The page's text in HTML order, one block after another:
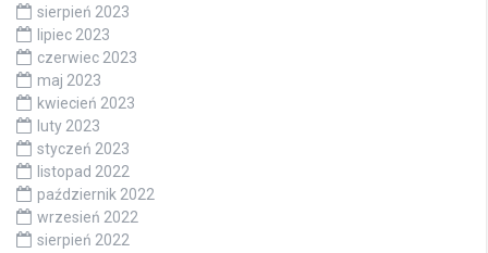
sierpień 2023
lipiec 2023
czerwiec 2023
maj 2023
kwiecień 2023
luty 2023
styczeń 2023
listopad 2022
październik 2022
wrzesień 2022
sierpień 2022